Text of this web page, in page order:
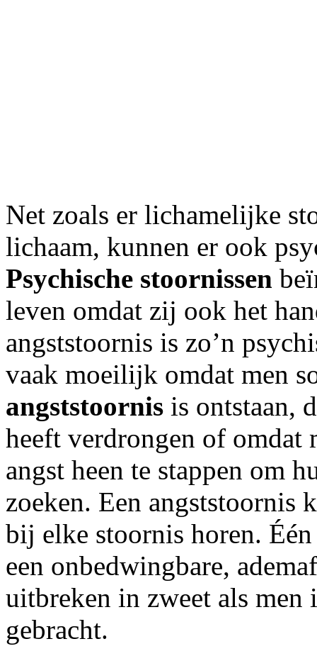
Net zoals er lichamelijke
lichaam, kunnen er ook
Psychische stoornissen
leven omdat zij ook het
angststoornis is zo’n
vaak moeilijk omdat men
angststoornis is ontstaan,
heeft verdrongen of omdat
angst heen te stappen om
zoeken. Een angststoornis
bij elke stoornis horen.
een onbedwingbare,
uitbreken in zweet als men
gebracht.